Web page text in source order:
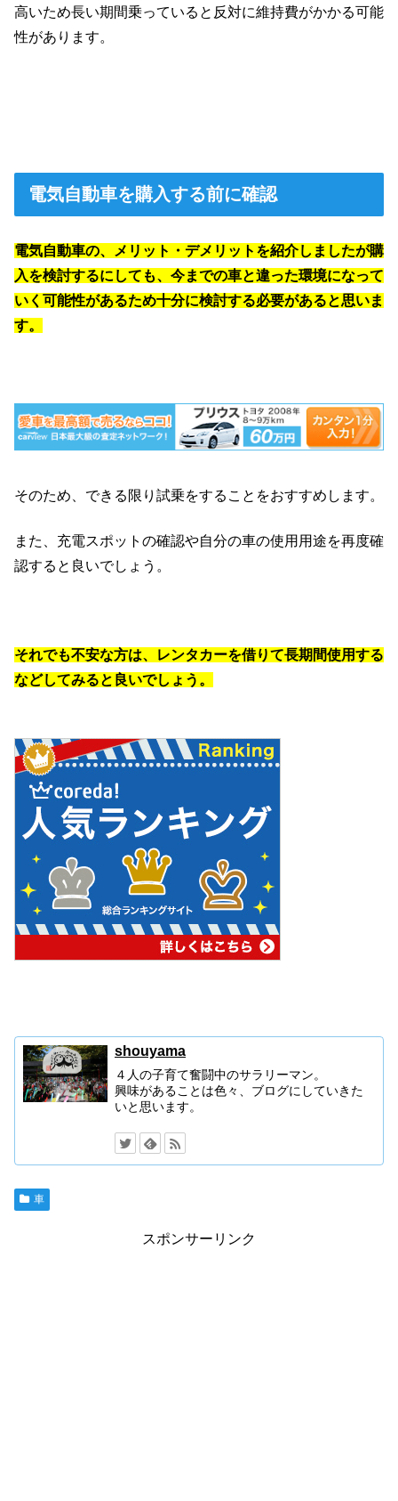
高いため長い期間乗っていると反対に維持費がかかる可能
性があります。
電気自動車を購入する前に確認
電気自動車の、メリット・デメリットを紹介しましたが購
入を検討するにしても、今までの車と違った環境になって
いく可能性があるため十分に検討する必要があると思いま
す。
そのため、できる限り試乗をすることをおすすめします。
また、充電スポットの確認や自分の車の使用用途を再度確
認すると良いでしょう。
それでも不安な方は、レンタカーを借りて長期間使用する
などしてみると良いでしょう。
shouyama
４人の子育て奮闘中のサラリーマン。
興味があることは色々、ブログにしていきた
いと思います。
車
スポンサーリンク